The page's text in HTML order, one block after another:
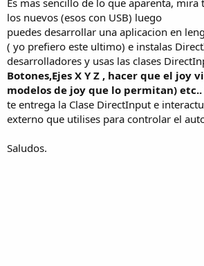
Es mas sencillo de lo que aparenta,
los nuevos (esos con USB) luego
puedes desarrollar una aplicacion en
( yo prefiero este ultimo) e instalas
desarrolladores y usas las clases
Botones,Ejes X Y Z , hacer que el joy
modelos de joy que lo permitan) etc..
te entrega la Clase DirectInput e
externo que utilises para controlar el
Saludos.